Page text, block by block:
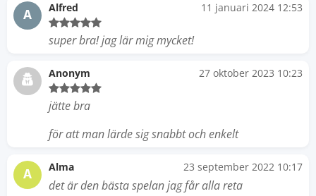
A Alfred 11 januari 2024 12:53
super bra! jag lär mig mycket!
Anonym 27 oktober 2023 10:23
jätte bra
för att man lärde sig snabbt och enkelt
A Alma 23 september 2022 10:17
det är den bästa spelan jag får alla reta